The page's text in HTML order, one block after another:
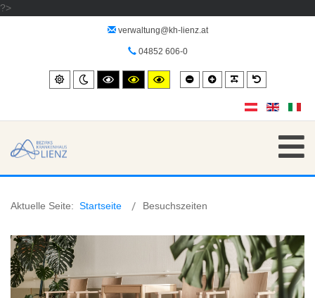
?>
verwaltung@kh-lienz.at
04852 606-0
Standard
Night
mode
High
contrast
High
contrast
High
contrast
Smaller
font
Larger
font
Default
font
Aktuelle Seite: Startseite Besuchszeiten